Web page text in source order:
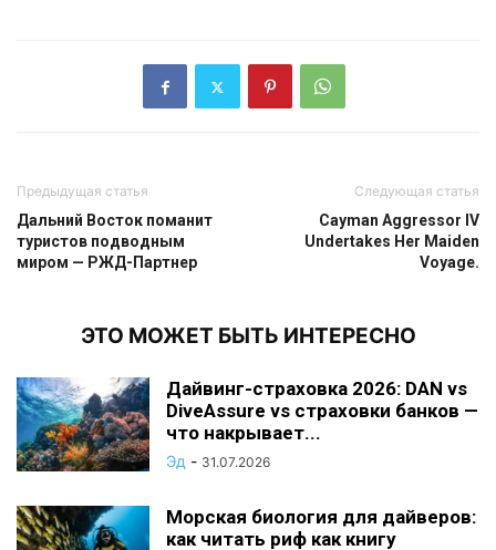
Предыдущая статья
Дальний Восток поманит
туристов подводным
миром — РЖД-Партнер
Следующая статья
Cayman Aggressor IV
Undertakes Her Maiden
Voyage.
ЭТО МОЖЕТ БЫТЬ ИНТЕРЕСНО
Дайвинг-страховка 2026: DAN vs
DiveAssure vs страховки банков —
что накрывает...
Эд - 31.07.2026
Морская биология для дайверов:
как читать риф как книгу